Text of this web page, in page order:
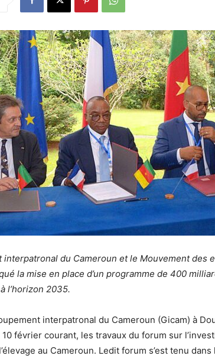
interpatronal du Cameroun et le Mouvement des
la mise en place d’un programme de 400
l’horizon 2035.
interpatronal du Cameroun (Gicam) à
février courant, les travaux du forum sur
au Cameroun. Ledit forum s’est tenu